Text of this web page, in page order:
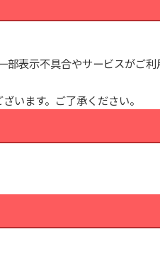
表示不具合やサービスがご
います。ご了承ください。